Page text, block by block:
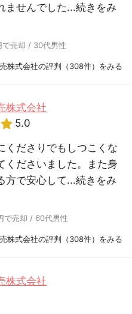
ませんでした...続きをみ
で売却 / 30代男性
株式会社の評判（308件）をみる
株式会社
5.0
くださりでもしつこくな
くださいました。また身
方で安心して...続きをみ
で売却 / 60代男性
株式会社の評判（308件）をみる
株式会社